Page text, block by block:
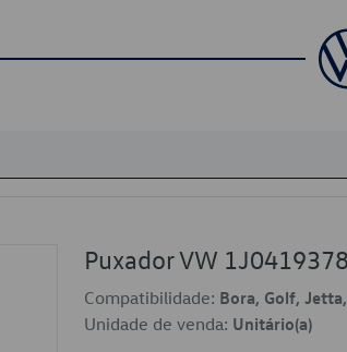
Puxador VW
Compatibilidade: Bora, Golf,
Unidade de venda: Unitário(a)